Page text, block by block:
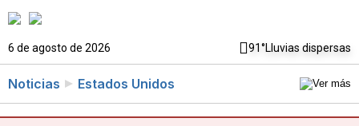
6 de agosto de 2026 91°Lluvias dispersas
Noticias Estados Unidos